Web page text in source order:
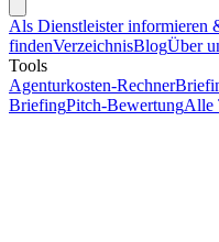
Als Dienstleister informieren
findenVerzeichnisBlogÜber
Tools
Agenturkosten-Rechner
BriefingPitch-BewertungAlle